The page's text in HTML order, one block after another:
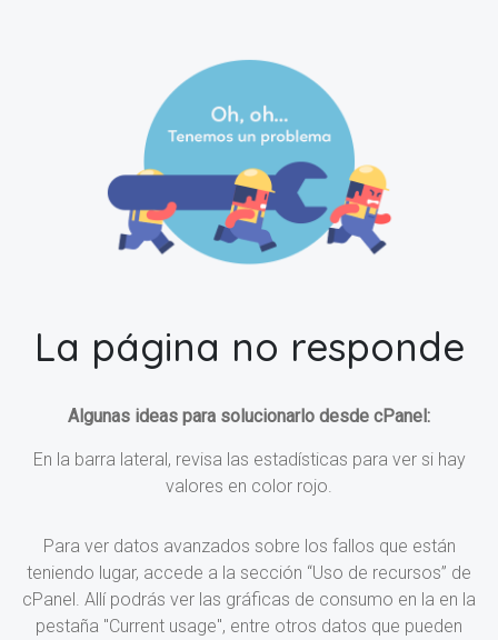
La página no responde
Algunas ideas para solucionarlo desde cPanel:
En la barra lateral, revisa las estadísticas para ver si hay
valores en color rojo.
Para ver datos avanzados sobre los fallos que están
teniendo lugar, accede a la sección “Uso de recursos” de
cPanel. Allí podrás ver las gráficas de consumo en la en la
pestaña "Current usage", entre otros datos que pueden